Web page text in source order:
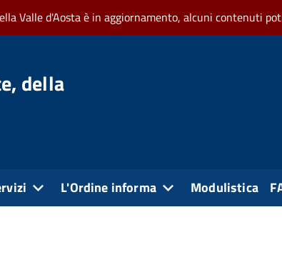
Valle d'Aosta è in aggiornamento, alcuni contenuti
della
L'Ordine informa Modulistica